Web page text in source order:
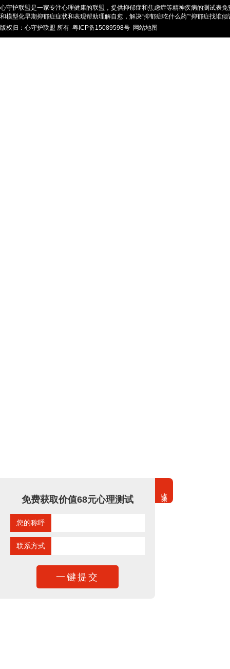
心守护联盟是一家专注心理健康的联盟，提供抑郁症和焦虑症等精神疾病的测试表
和模型化早期抑郁症症状和表现帮助理解自愈，解决“抑郁症吃什么药”“抑郁症找谁
版权归：心守护联盟 所有 粤ICP备15089598号 网站地图
免费获取价值68元心理测试
您的称呼
联系方式